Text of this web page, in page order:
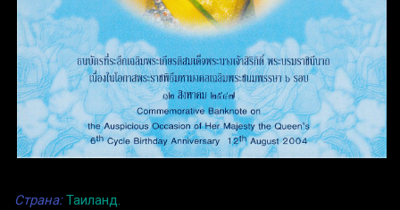
Страна:Таиланд.